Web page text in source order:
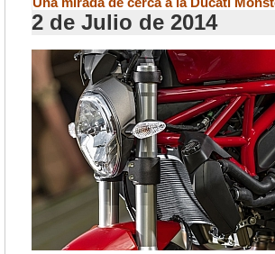
2 de Julio de 2014